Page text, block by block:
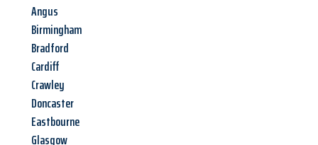
Angus
Birmingham
Bradford
Cardiff
Crawley
Doncaster
Eastbourne
Glasgow